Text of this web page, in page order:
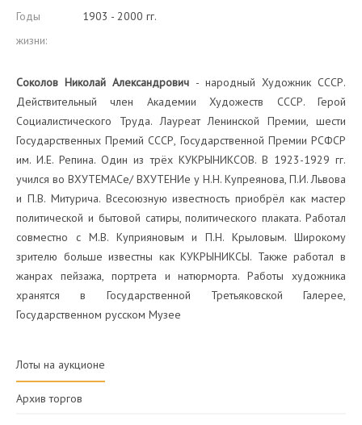
Годы
жизни:
1903 - 2000 гг.
Соколов Николай Александрович - народный Художник СССР.
Действительный член Академии Художеств СССР. Герой
Социалистического Труда. Лауреат Ленинской Премии, шести
Государственных Премий СССР, Государственной Премии РСФСР
им. И.Е. Репина. Один из трёх КУКРЫНИКСОВ. В 1923-1929 гг.
учился во ВХУТЕМАСе/ ВХУТЕНИе у Н.Н. Купреянова, П.И. Львова
и П.В. Митурича. Всесоюзную известность приобрёл как мастер
политической и бытовой сатиры, политического плаката. Работал
совместно с М.В. Куприяновым и П.Н. Крыловым. Широкому
зрителю больше известны как КУКРЫНИКСЫ. Также работал в
жанрах пейзажа, портрета и натюрморта. Работы художника
хранятся в Государственной Третьяковской Галерее,
Государственном русском Музее
Лоты на аукционе
Архив торгов